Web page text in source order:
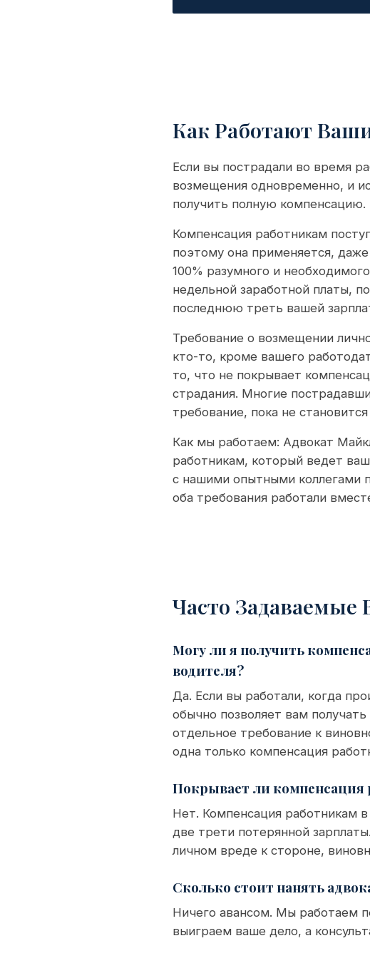
Как Работают
Если вы пострадали во время
возмещения одновременно, и
получить полную компенсацию.
Компенсация работникам
поэтому она применяется,
100% разумного и
недельной заработной платы,
последнюю треть вашей
Требование о возмещении
кто-то, кроме вашего
то, что не покрывает
страдания. Многие
требование, пока не
Как мы работаем: Адвокат
работникам, который ведет
с нашими опытными коллегами
оба требования работали
Часто Задаваемые
Могу ли я получить
водителя?
Да. Если вы работали, когда
обычно позволяет вам
отдельное требование к
одна только компенсация
Покрывает ли компенсация
Нет. Компенсация работникам
две трети потерянной
личном вреде к стороне,
Сколько стоит нанять
Ничего авансом. Мы работаем
выиграем ваше дело, а